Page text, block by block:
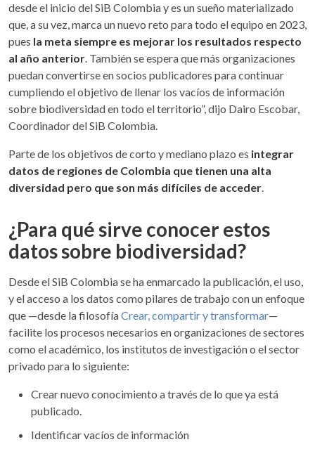
desde el inicio del SiB Colombia y es un sueño materializado
que, a su vez, marca un nuevo reto para todo el equipo en 2023,
pues la meta siempre es mejorar los resultados respecto
al año anterior. También se espera que más organizaciones
puedan convertirse en socios publicadores para continuar
cumpliendo el objetivo de llenar los vacíos de información
sobre biodiversidad en todo el territorio”, dijo Dairo Escobar,
Coordinador del SiB Colombia.
Parte de los objetivos de corto y mediano plazo es integrar
datos de regiones de Colombia que tienen una alta
diversidad pero que son más difíciles de acceder.
¿Para qué sirve conocer estos
datos sobre biodiversidad?
Desde el SiB Colombia se ha enmarcado la publicación, el uso,
y el acceso a los datos como pilares de trabajo con un enfoque
que —desde la filosofíaCrear, compartir y transformar—
facilite los procesos necesarios en organizaciones de sectores
como el académico, los institutos de investigación o el sector
privado para lo siguiente:
Crear nuevo conocimiento a través de lo que ya está
publicado.
Identificar vacíos de información